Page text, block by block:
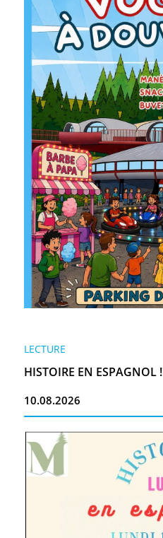
LECTURE
HISTOIRE EN ESPAGNOL !
10.08.2026